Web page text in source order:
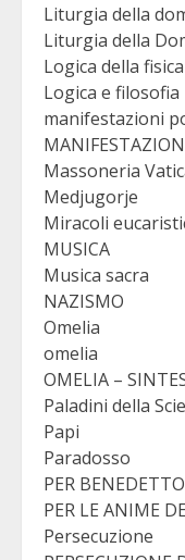
Liturgia della
Liturgia della
Logica della fisica
Logica e filosofia
manifestazioni
Massoneria
Medjugorje
Miracoli
MUSICA
Musica sacra
NAZISMO
Omelia
omelia
OMELIA –
Paladini della
Papi
Paradosso
PER
PER LE ANIME
Persecuzione